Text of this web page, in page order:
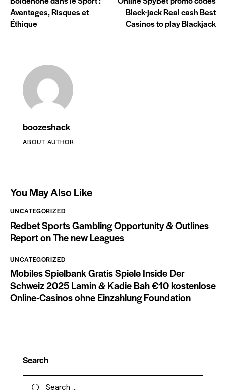
Avantages, Risques et
Éthique
Black-jack Real cash Best
Casinos to play Blackjack
boozeshack
ABOUT AUTHOR
You May Also Like
UNCATEGORIZED
Redbet Sports Gambling Opportunity & Outlines
Report on The new Leagues
UNCATEGORIZED
Mobiles Spielbank Gratis Spiele Inside Der
Schweiz 2025 Lamin & Kadie Bah €10 kostenlose
Online-Casinos ohne Einzahlung Foundation
Search